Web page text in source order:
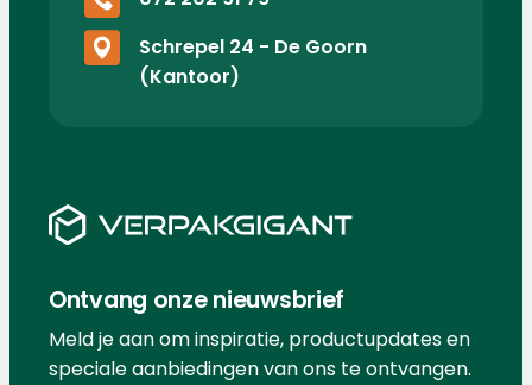
Schrepel 24 - De Goorn
(Kantoor)
Ontvang onze nieuwsbrief
Meld je aan om inspiratie, productupdates en
speciale aanbiedingen van ons te ontvangen.